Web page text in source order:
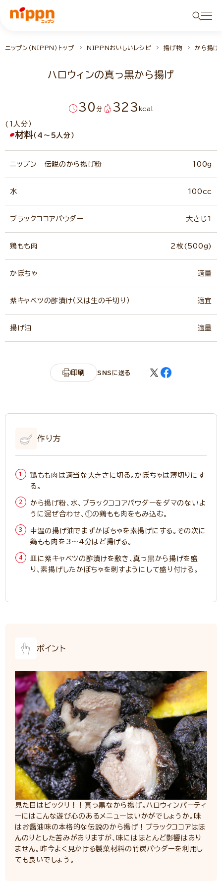
ニップン（NIPPN）トップ NIPPNおいしいレシピ 揚げ物 から揚げ
ハロウィンの真っ黒から揚げ
30 分 323 kcal
(1人分）
材料（4～5人分）
ニップン 伝説のから揚げ粉 100g
水 100cc
ブラックココアパウダー 大さじ1
鶏もも肉 2枚(500g)
かぼちゃ 適量
紫キャベツの酢漬け（又は生の千切り） 適宜
揚げ油 適量
印刷 SNSに送る
作り方
鶏もも肉は適当な大きさに切る。かぼちゃは薄切りにす
る。
から揚げ粉、水、ブラックココアパウダーをダマのないよ
うに混ぜ合わせ、①の鶏もも肉をもみ込む。
中温の揚げ油でまずかぼちゃを素揚げにする。その次に
鶏もも肉を3～4分ほど揚げる。
皿に紫キャベツの酢漬けを敷き、真っ黒から揚げを盛
り、素揚げしたかぼちゃを刺すようにして盛り付ける。
ポイント
見た目はビックリ！！真っ黒なから揚げ。ハロウィンパーティ
ーにはこんな遊び心のあるメニューはいかがでしょうか。味
はお醤油味の本格的な伝説のから揚げ！ブラックココアはほ
んのりとした苦みがありますが、味にはほとんど影響はあり
ません。昨今よく見かける製菓材料の竹炭パウダーを利用し
ても良いでしょう。